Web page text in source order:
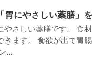
胃にやさしい薬膳」
やさしい薬膳です。 食
きます。 食欲が出て胃
...